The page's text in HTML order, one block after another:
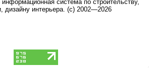
информационная система по строительству,
дизайну интерьера. (c) 2002—2026